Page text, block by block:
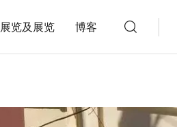
展览及展览 博客